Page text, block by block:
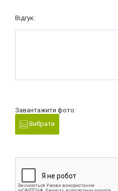
Відгук:
Завантажити фото:
Вибрати